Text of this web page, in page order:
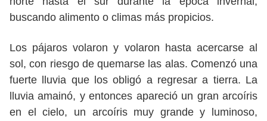
buscando alimento o climas más propicios.
Los pájaros volaron y volaron hasta acercarse al
sol, con riesgo de quemarse las alas. Comenzó una
fuerte lluvia que los obligó a regresar a tierra. La
lluvia amainó, y entonces apareció un gran arcoíris
en el cielo, un arcoíris muy grande y luminoso,